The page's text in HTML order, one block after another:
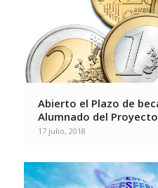
Abierto el Plazo de
Alumnado del
17 julio, 2018